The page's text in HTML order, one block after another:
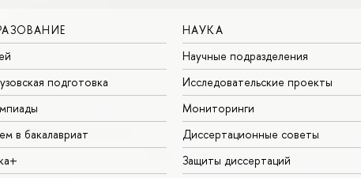
подготовка
в бакалавриат
НАУКА
Научные подразделения
Исследовательские проекты
Мониторинги
Диссертационные советы
Защиты диссертаций